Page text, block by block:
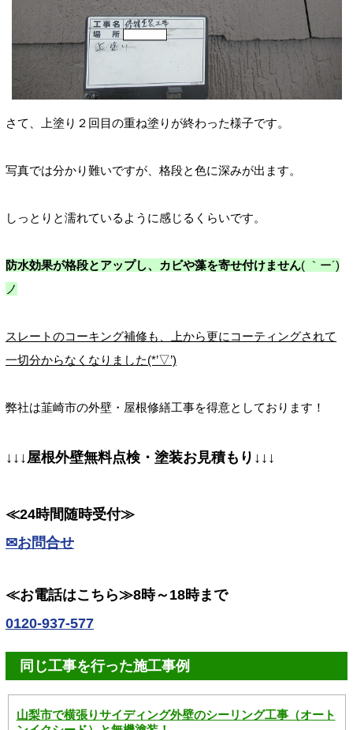
さて、上塗り２回目の重ね塗りが終わった様子です。
写真では分かり難いですが、格段と色に深みが出ます。
しっとりと濡れているように感じるくらいです。
防水効果が格段とアップし、カビや藻を寄せ付けません( ｀ー´)
ノ
スレートのコーキング補修も、上から更にコーティングされて
一切分からなくなりました(*’▽’)
弊社は韮崎市の外壁・屋根修繕工事を得意としております！
↓↓↓屋根外壁無料点検・塗装お見積もり↓↓↓
≪24時間随時受付≫
✉お問合せ
≪お電話はこちら≫8時～18時まで
0120-937-577
同じ工事を行った施工事例
山梨市で横張りサイディング外壁のシーリング工事（オート